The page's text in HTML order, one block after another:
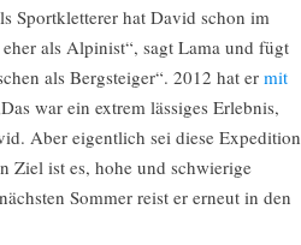
Sportkletterer hat David schon im
als Alpinist“, sagt Lama und fügt
als Bergsteiger“. 2012 hat er mit
war ein extrem lässiges Erlebnis,
Aber eigentlich sei diese Expedition
Ziel ist es, hohe und schwierige
Sommer reist er erneut in den